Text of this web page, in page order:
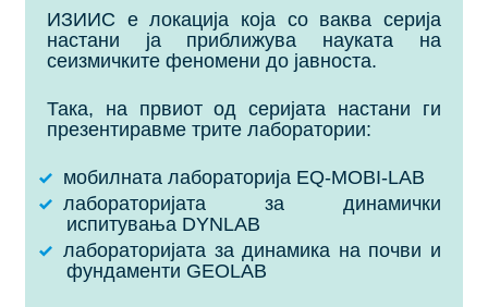
ИЗИИС е локација која со ваква серија
настани ја приближува науката на
сеизмичките феномени до јавноста.
Така, на првиот од серијата настани ги
презентиравме трите лаборатории:
мобилната лабораторија EQ-MOBI-LAB
лабораторијата за динамички
испитувања DYNLAB
лабораторијата за динамика на почви и
фундаменти GEOLAB